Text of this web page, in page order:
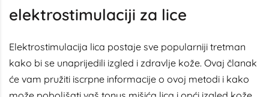
elektrostimulaciji za lice
Elektrostimulacija lica postaje sve popularniji tretman
kako bi se unaprijedili izgled i zdravlje kože. Ovaj članak
će vam pružiti iscrpne informacije o ovoj metodi i kako